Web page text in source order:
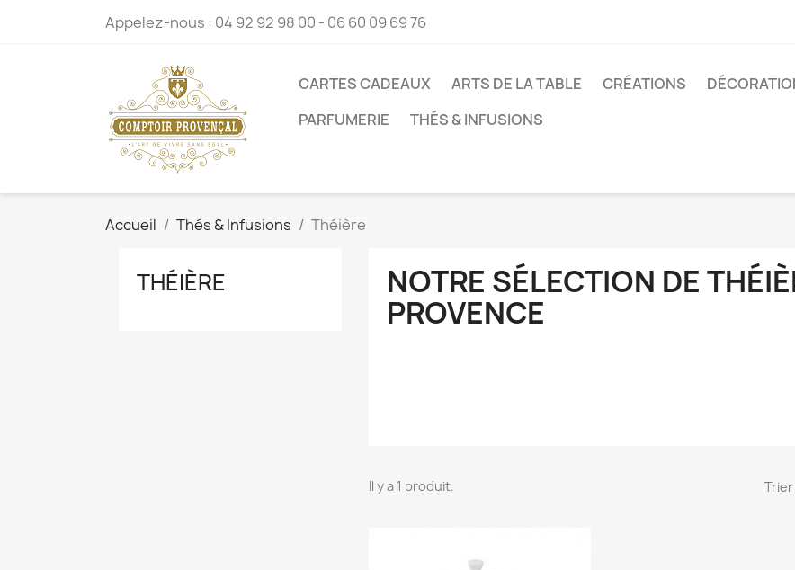
Appelez-nous : 04 92 92 98 00 - 06 60 09 69 76
CARTES CADEAUX ARTS DE LA TABLE CRÉATIONS
PARFUMERIE
THÉS & INFUSIONS
Accueil Thés & Infusions Théière
THÉIÈRE NOTRE SÉLECTION DE
PROVENCE
Il y a 1 produit. Trier